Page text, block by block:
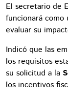
El secretario de
funcionará
evaluar su
Indicó que las
los requisitos
su solicitud a la
los incentivos